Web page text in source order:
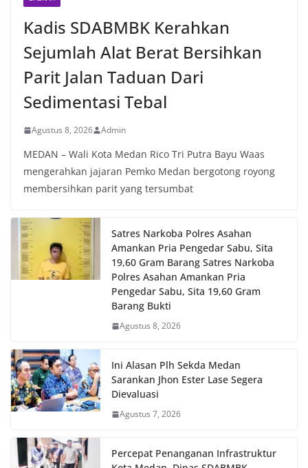
Kadis SDABMBK Kerahkan
Sejumlah Alat Berat Bersihkan
Parit Jalan Taduan Dari
Sedimentasi Tebal
Agustus 8, 2026 Admin
MEDAN – Wali Kota Medan Rico Tri Putra Bayu Waas
mengerahkan jajaran Pemko Medan bergotong royong
membersihkan parit yang tersumbat
Satres Narkoba Polres Asahan
Amankan Pria Pengedar Sabu, Sita
19,60 Gram Barang Satres Narkoba
Polres Asahan Amankan Pria
Pengedar Sabu, Sita 19,60 Gram
Barang Bukti
Agustus 8, 2026
Ini Alasan Plh Sekda Medan
Sarankan Jhon Ester Lase Segera
Dievaluasi
Agustus 7, 2026
Percepat Penanganan Infrastruktur